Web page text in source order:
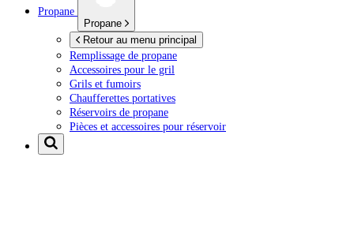
Propane
Propane
Retour au menu principal
Remplissage de propane
Accessoires pour le gril
Grils et fumoirs
Chaufferettes portatives
Réservoirs de propane
Pièces et accessoires pour réservoir